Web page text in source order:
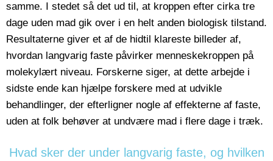
samme. I stedet så det ud til, at kroppen efter cirka tre
dage uden mad gik over i en helt anden biologisk tilstand.
Resultaterne giver et af de hidtil klareste billeder af,
hvordan langvarig faste påvirker menneskekroppen på
molekylært niveau. Forskerne siger, at dette arbejde i
sidste ende kan hjælpe forskere med at udvikle
behandlinger, der efterligner nogle af effekterne af faste,
uden at folk behøver at undvære mad i flere dage i træk.
Hvad sker der under langvarig faste, og hvilken